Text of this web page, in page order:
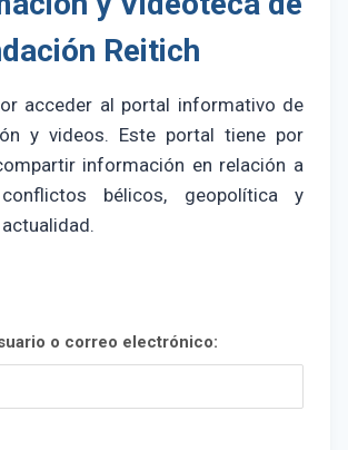
Reitich
acceder al portal informativo de
y videos. Este portal tiene por
información en relación a
bélicos, geopolítica y
o correo electrónico: